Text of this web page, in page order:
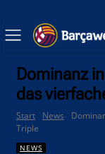
Dominanz
das
Start News
Triple
NEWS